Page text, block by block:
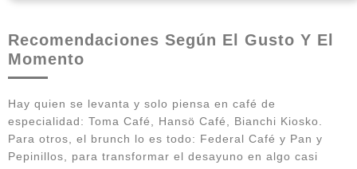
Recomendaciones Según El Gusto Y El
Momento
Hay quien se levanta y solo piensa en café de
especialidad: Toma Café, Hansö Café, Bianchi Kiosko.
Para otros, el brunch lo es todo: Federal Café y Pan y
Pepinillos, para transformar el desayuno en algo casi